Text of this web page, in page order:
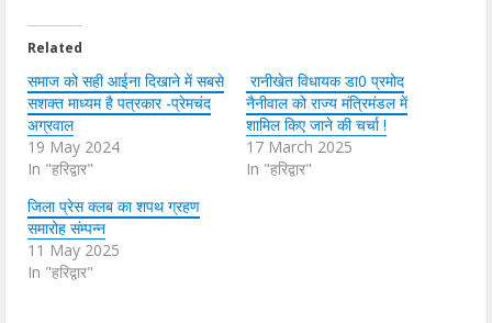
Related
समाज को सही आईना दिखाने में सबसे
सशक्त माध्यम है पत्रकार -प्रेमचंद
अग्रवाल
19 May 2024
In "हरिद्वार"
रानीखेत विधायक डा0 प्रमोद
नैनीवाल को राज्य मंत्रिमंडल में
शामिल किए जाने की चर्चा !
17 March 2025
In "हरिद्वार"
जिला प्रेस क्लब का शपथ ग्रहण
समारोह संम्पन्न
11 May 2025
In "हरिद्वार"